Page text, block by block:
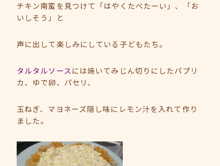
チキン南蛮を見つけて「はやくたべたーい」、「お
いしそう」と
声に出して楽しみにしている子どもたち。
タルタルソース には焼いてみじん切りにしたパプリ
カ、ゆで卵、パセリ、
玉ねぎ、マヨネーズ隠し味にレモン汁を入れて作り
ました。